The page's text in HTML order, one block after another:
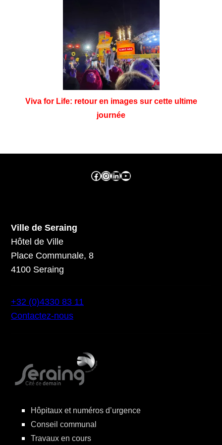
Viva for Life: retour en images sur cette ultime
journée
Facebook ville de seraing Instragram ville de seraing linkedin – ville de seraing YouTube
Ville de Seraing
Hôtel de Ville
Place Communale, 8
4100 Seraing
+32 (0)4330 83 11
Contactez-nous
Hôpitaux et numéros d’urgence
Conseil communal
Travaux en cours